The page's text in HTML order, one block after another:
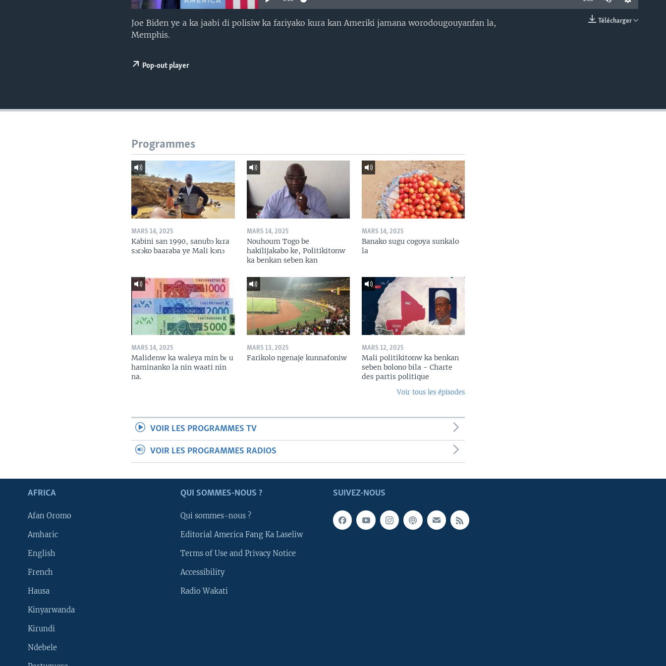
Télécharger
Joe Biden ye a ka jaabi di polisiw ka fariyako kura kan Ameriki jamana worodougouyanfan la,
Memphis.
Pop-out player
Programmes
MARS 14, 2025
Kabini san 1990, sanubɔ kɛra
sɔrɔko baaraba ye Mali kɔnɔ
MARS 14, 2025
Nouhoum Togo be
hakilijakabo ke, Politikitonw
ka benkan seben kan
MARS 14, 2025
Banako sugu cogoya sunkalo
la
MARS 14, 2025
Malidenw ka waleya min bɛ u
haminanko la nin waati nin
na.
MARS 13, 2025
Farikolo ngenaje kunnafoniw
MARS 12, 2025
Mali politikitonw ka benkan
seben bolono bila - Charte
des partis politique
Voir tous les épisodes
VOIR LES PROGRAMMES TV
VOIR LES PROGRAMMES RADIOS
SUIVEZ-NOUS
AFRICA
Afan Oromo
Amharic
English
French
Hausa
Kinyarwanda
Kirundi
Ndebele
QUI SOMMES-NOUS ?
Qui sommes-nous ?
Editorial America Fang Ka Laseliw
Terms of Use and Privacy Notice
Accessibility
Radio Wakati